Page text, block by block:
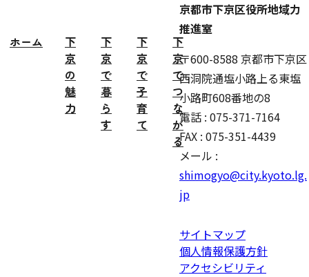
ホーム
下
京
の
魅
力
下
京
で
暮
ら
す
下
京
で
子
育
て
下
京
で
つ
な
が
る
京都市下京区役所地域力
推進室
〒600-8588 京都市下京区
西洞院通塩小路上る東塩
小路町608番地の8
電話 : 075-371-7164
FAX : 075-351-4439
メール :
shimogyo@city.kyoto.lg.
jp
サイトマップ
個人情報保護方針
アクセシビリティ